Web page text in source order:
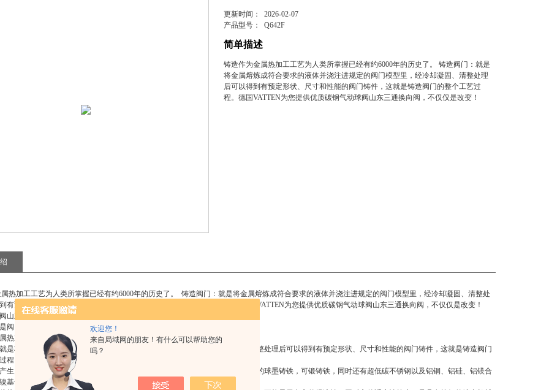
欢迎您！
来自局域网的朋友！有什么可以帮助您的
吗？
更新时间： 2026-02-07
产品型号：Q642F
简单描述
铸造作为金属热加工工艺为人类所掌握已经有约6000年的历史了。 铸造阀门：就是
将金属熔炼成符合要求的液体并浇注进规定的阀门模型里，经冷却凝固、清整处理
后可以得到有预定形状、尺寸和性能的阀门铸件，这就是铸造阀门的整个工艺过
程。德国VATTEN为您提供优质碳钢气动球阀山东三通换向阀，不仅仅是改变！
热加工工艺为人类所掌握已经有约6000年的历史了。 铸造阀门：就是将金属熔炼成符合要求的液体并浇注进规定的阀门模型里，经冷却凝固、清整处
有预定形状、尺寸和性能的阀门铸件，这就是铸造阀门的整个工艺过程。德国VATTEN为您提供优质碳钢气动球阀山东三通换向阀 ，不仅仅是改变！
山东三通换向阀
阀门制作的两个不同工艺。它们各自的含义是什么呢？
热加工工艺为人类所掌握已经有约6000年的历史了。
是将金属熔炼成符合要求的液体并浇注进规定的阀门模型里，经冷却凝固、清整处理后可以得到有预定形状、尺寸和性能的阀门铸件，这就是铸造阀门
程。
生关系
是在20世纪之后，铸造飞速发展，创造出了现在阀门产品仍经常使用到的球墨铸铁，可锻铸铁，同时还有超低碳不锈钢以及铝铜、铝硅、铝镁合
基合金等铸造金属材料。